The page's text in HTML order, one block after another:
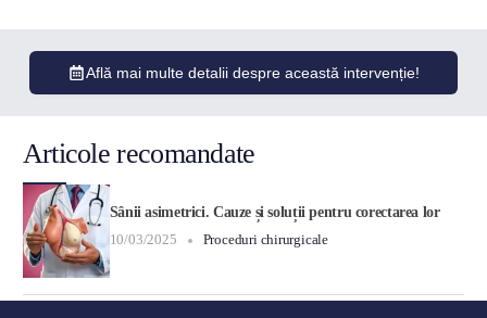
Află mai multe detalii despre această intervenție!
Articole recomandate
Sânii asimetrici. Cauze și soluții pentru corectarea lor
10/03/2025
Proceduri chirurgicale